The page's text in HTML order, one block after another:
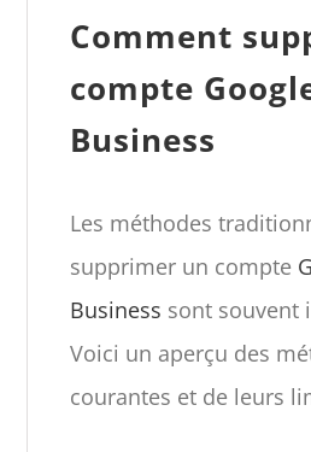
Comment
compte
Business
Les méthodes
supprimer un compte
Business sont souvent
Voici un aperçu des
courantes et de leurs